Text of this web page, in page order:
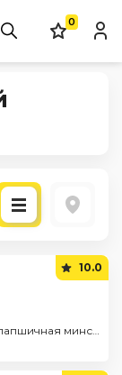
0
10.0
минск